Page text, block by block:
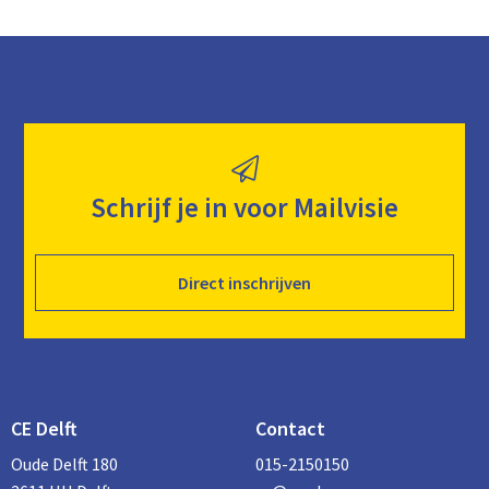
Schrijf je in voor Mailvisie
Direct inschrijven
CE Delft
Oude Delft 180
Contact
015-2150150